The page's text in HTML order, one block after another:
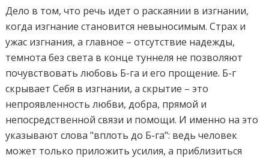
Дело в том, что речь идет о раскаянии в изгнании,
когда изгнание становится невыносимым. Страх и
ужас изгнания, а главное – отсутствие надежды,
темнота без света в конце туннеля не позволяют
почувствовать любовь Б-га и его прощение. Б-г
скрывает Себя в изгнании, а скрытие – это
непроявленность любви, добра, прямой и
непосредственной связи и помощи. И именно на это
указывают слова "вплоть до Б-га": ведь человек
может только приложить усилия, а приблизиться